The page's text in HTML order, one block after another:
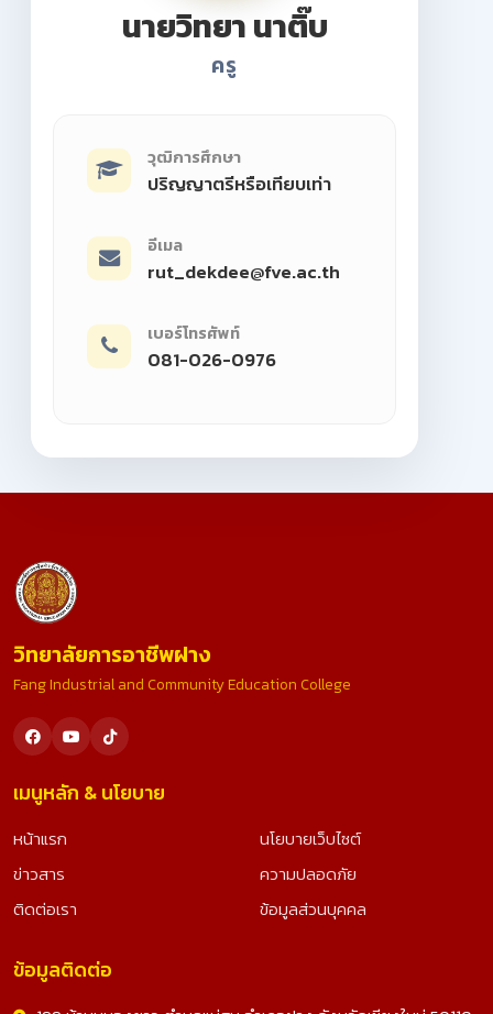
นายวิทยา นาติ๊บ
ครู
วุฒิการศึกษา
ปริญญาตรีหรือเทียบเท่า
อีเมล
rut_dekdee@fve.ac.th
เบอร์โทรศัพท์
081-026-0976
วิทยาลัยการอาชีพฝาง
Fang Industrial and Community Education College
เมนูหลัก & นโยบาย
หน้าแรก
ข่าวสาร
ติดต่อเรา
นโยบายเว็บไซต์
ความปลอดภัย
ข้อมูลส่วนบุคคล
ข้อมูลติดต่อ